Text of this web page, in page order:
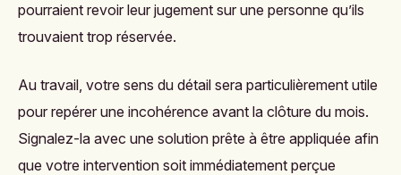
pourraient revoir leur jugement sur une personne qu’ils
trouvaient trop réservée.
Au travail, votre sens du détail sera particulièrement utile
pour repérer une incohérence avant la clôture du mois.
Signalez-la avec une solution prête à être appliquée afin
que votre intervention soit immédiatement perçue